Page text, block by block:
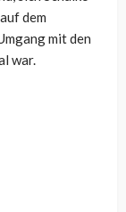
dem
mit den
war.